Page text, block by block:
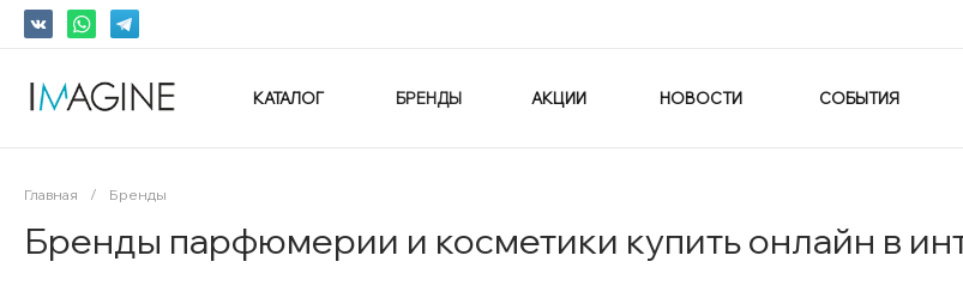
КАТАЛОГ БРЕНДЫ АКЦИИ НОВОСТИ СОБЫТИЯ
Главная / Бренды
Бренды парфюмерии и косметики купить онлайн в